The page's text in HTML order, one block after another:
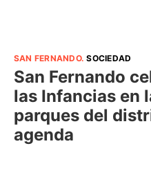
SAN FERNANDO.SOCIEDAD
San Fernando
las Infancias en
parques del
agenda